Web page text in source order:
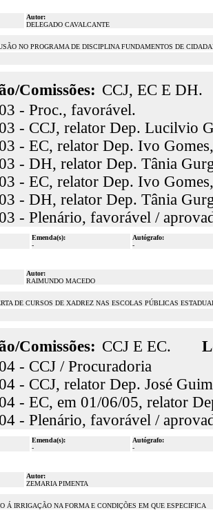
Autor:
DELEGADO CAVALCANTE
NO PROGRAMA DE DISCIPLINA FUNDAMENTOS DE
Comissões: CCJ, EC E DH.
- Proc., favorável.
- CCJ, relator Dep. Lucilvio
- EC, relator Dep. Ivo
- DH, relator Dep. Tânia
- EC, relator Dep. Ivo
- DH, relator Dep. Tânia
- Plenário, favorável /
Emenda(s):
-
Autógrafo:
-
Autor:
RAIMUNDO MACEDO
DE CURSOS DE XADREZ NAS ESCOLAS PÚBLICAS
Comissões: CCJ E EC.
- CCJ / Procuradoria
- CCJ, relator Dep. José
- EC, em 01/06/05, relator
- Plenário, favorável /
Emenda(s):
-
Autógrafo:
-
Autor:
ZEMARIA PIMENTA
Á IRRIGAÇÃO NA FORMA E CONDIÇÕES EM QUE ESPECIFICA